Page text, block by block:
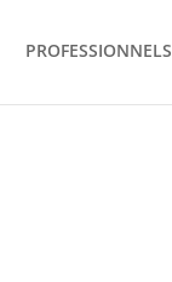
PROFESSIONNELS